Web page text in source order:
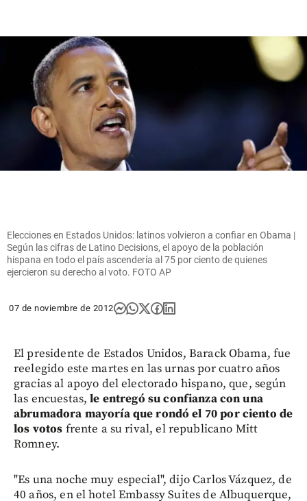
Elecciones en Estados Unidos: latinos volvieron a confiar en Obama |
Según las cifras de Latino Decisions, el apoyo de la población
hispana en todo el país ascendería al 75 por ciento de quienes
ejercieron su derecho al voto. FOTO AP
07 de noviembre de 2012
El presidente de Estados Unidos, Barack Obama, fue
reelegido este martes en las urnas por cuatro años
gracias al apoyo del electorado hispano, que, según
las encuestas,le entregó su confianza con una
abrumadora mayoría que rondó el 70 por ciento de
los votos frente a su rival, el republicano Mitt
Romney.
"Es una noche muy especial", dijo Carlos Vázquez, de
40 años, en el hotel Embassy Suites de Albuquerque,